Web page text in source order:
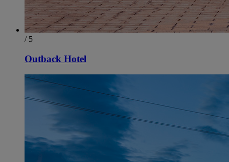
/ 5
Outback Hotel